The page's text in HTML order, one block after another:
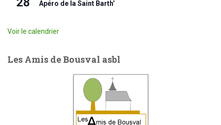
Apéro de la Saint Barth’
Voir le calendrier
Les Amis de Bousval asbl